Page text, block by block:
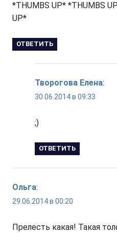
*THUMBS UP* *THUMBS
UP*
ОТВЕТИТЬ
Творогова Елена:
30.06.2014 в 09:33
;)
ОТВЕТИТЬ
Ольга:
29.06.2014 в 00:20
Прелесть какая! Такая